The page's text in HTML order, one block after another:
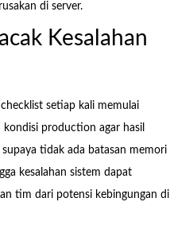
di server.
Kesalahan
setiap kali memulai
production agar hasil
tidak ada batasan memori
kesalahan sistem dapat
tim dari potensi kebingungan di